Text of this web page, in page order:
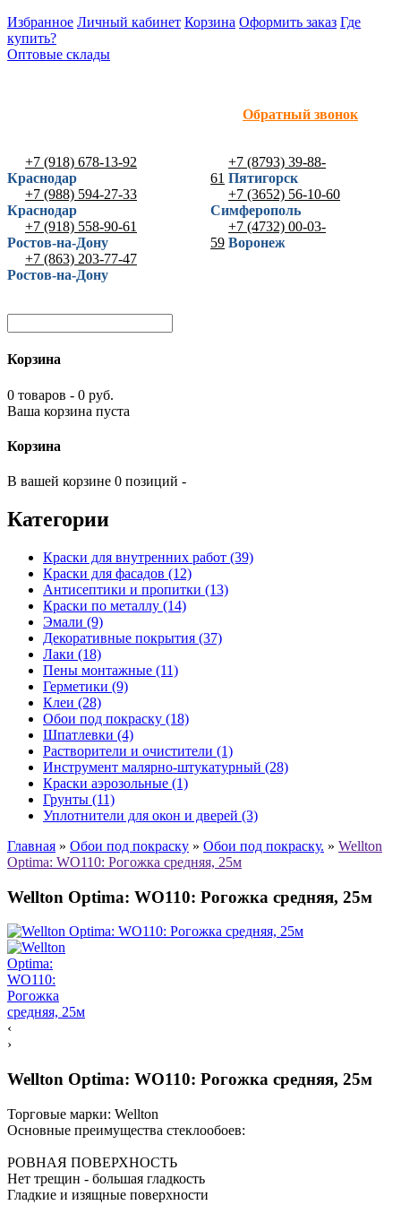
Избранное Личный кабинет Корзина Оформить заказ Где
купить?
Оптовые склады
Обратный звонок
+7 (918) 678-13-92
Краснодар
+7 (988) 594-27-33
Краснодар
+7 (918) 558-90-61
Ростов-на-Дону
+7 (863) 203-77-47
Ростов-на-Дону
+7 (8793) 39-88-
61 Пятигорск
+7 (3652) 56-10-60
Симферополь
+7 (4732) 00-03-
59 Воронеж
Корзина
0 товаров - 0 руб.
Ваша корзина пуста
Корзина
В вашей корзине 0 позиций -
Категории
Краски для внутренних работ (39)
Краски для фасадов (12)
Антисептики и пропитки (13)
Краски по металлу (14)
Эмали (9)
Декоративные покрытия (37)
Лаки (18)
Пены монтажные (11)
Герметики (9)
Клеи (28)
Обои под покраску (18)
Шпатлевки (4)
Растворители и очистители (1)
Инструмент малярно-штукатурный (28)
Краски аэрозольные (1)
Грунты (11)
Уплотнители для окон и дверей (3)
Главная » Обои под покраску » Обои под покраску. » Wellton
Optima: WO110: Рогожка средняя, 25м
Wellton Optima: WO110: Рогожка средняя, 25м
‹
›
Wellton Optima: WO110: Рогожка средняя, 25м
Торговые марки: Wellton
Основные преимущества стеклообоев:
РОВНАЯ ПОВЕРХНОСТЬ
Нет трещин - большая гладкость
Гладкие и изящные поверхности